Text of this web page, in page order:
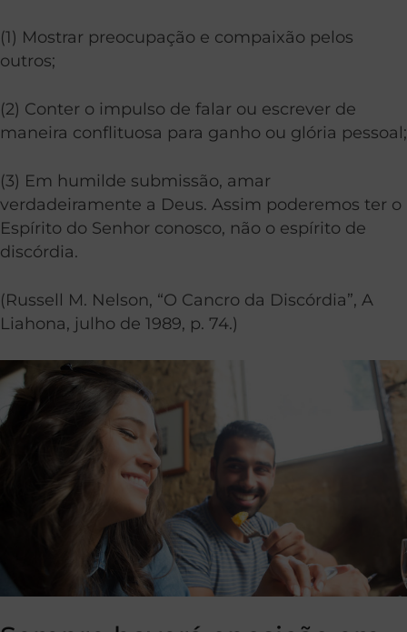
(1) Mostrar preocupação e compaixão pelos
outros;
(2) Conter o impulso de falar ou escrever de
maneira conflituosa para ganho ou glória pessoal;
(3) Em humilde submissão, amar
verdadeiramente a Deus. Assim poderemos ter o
Espírito do Senhor conosco, não o espírito de
discórdia.
(Russell M. Nelson, “O Cancro da Discórdia”, A
Liahona, julho de 1989, p. 74.)